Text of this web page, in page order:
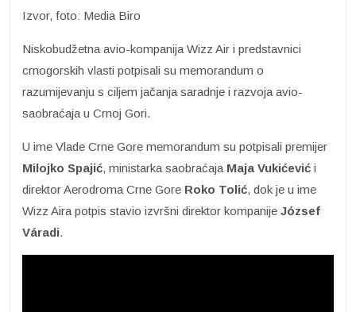
Izvor, foto: Media Biro
Niskobudžetna avio-kompanija Wizz Air i predstavnici
crnogorskih vlasti potpisali su memorandum o
razumijevanju s ciljem jačanja saradnje i razvoja avio-
saobraćaja u Crnoj Gori.
U ime Vlade Crne Gore memorandum su potpisali premijer
Milojko Spajić, ministarka saobraćaja Maja Vukićević i
direktor Aerodroma Crne Gore Roko Tolić, dok je u ime
Wizz Aira potpis stavio izvršni direktor kompanije József
Váradi.